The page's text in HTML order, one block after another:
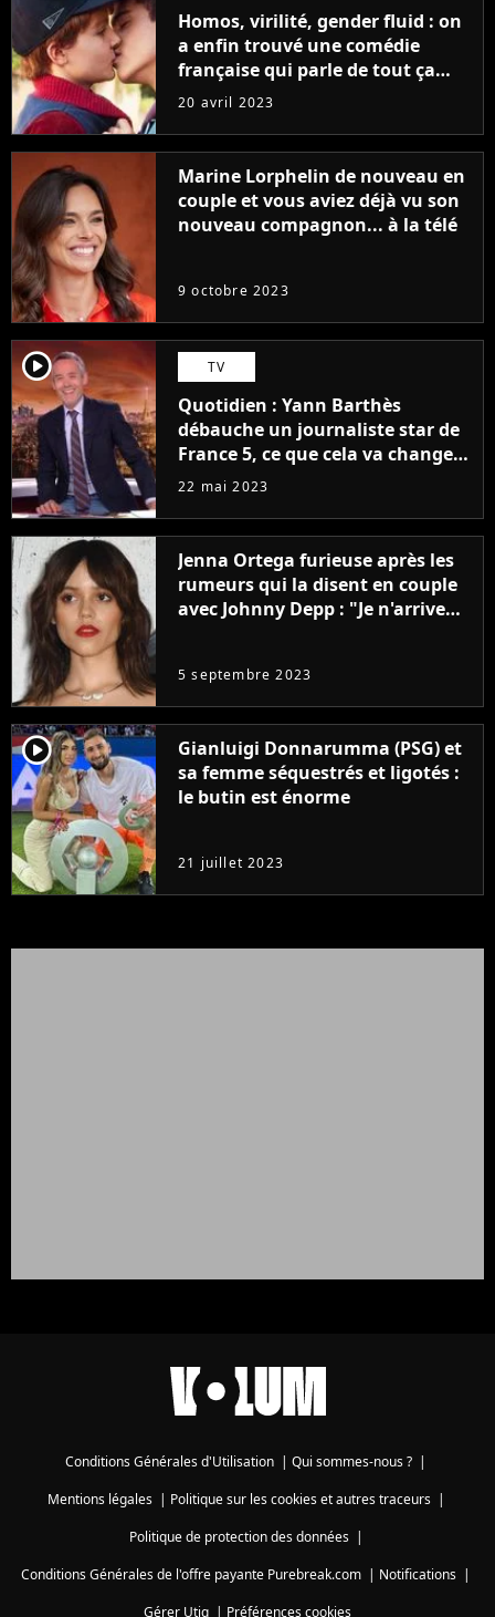
Homos, virilité, gender fluid : on
a enfin trouvé une comédie
française qui parle de tout ça
sans être super ringarde
20 avril 2023
Marine Lorphelin de nouveau en
couple et vous aviez déjà vu son
nouveau compagnon... à la télé
9 octobre 2023
player2 TV
Quotidien : Yann Barthès
débauche un journaliste star de
France 5, ce que cela va changer
à la rentrée
22 mai 2023
Jenna Ortega furieuse après les
rumeurs qui la disent en couple
avec Johnny Depp : "Je n'arrive
5 septembre 2023
player2
Gianluigi Donnarumma (PSG) et
sa femme séquestrés et ligotés :
le butin est énorme
21 juillet 2023
Conditions Générales d'Utilisation Qui sommes-nous ?
Mentions légales| Politique sur les cookies et autres traceurs|
Politique de protection des données|
Conditions Générales de l'offre payante Purebreak.com
Notifications
Gérer Utiq
Préférences cookies